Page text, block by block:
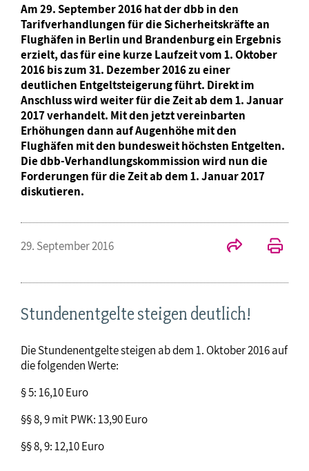
Am 29. September 2016 hat der dbb in den
Tarifverhandlungen für die Sicherheitskräfte an
Flughäfen in Berlin und Brandenburg ein Ergebnis
erzielt, das für eine kurze Laufzeit vom 1. Oktober
2016 bis zum 31. Dezember 2016 zu einer
deutlichen Entgeltsteigerung führt. Direkt im
Anschluss wird weiter für die Zeit ab dem 1. Januar
2017 verhandelt. Mit den jetzt vereinbarten
Erhöhungen dann auf Augenhöhe mit den
Flughäfen mit den bundesweit höchsten Entgelten.
Die dbb-Verhandlungskommission wird nun die
Forderungen für die Zeit ab dem 1. Januar 2017
diskutieren.
29. September 2016
Stundenentgelte steigen deutlich!
Die Stundenentgelte steigen ab dem 1. Oktober 2016 auf
die folgenden Werte:
§ 5: 16,10 Euro
§§ 8, 9 mit PWK: 13,90 Euro
§§ 8, 9: 12,10 Euro